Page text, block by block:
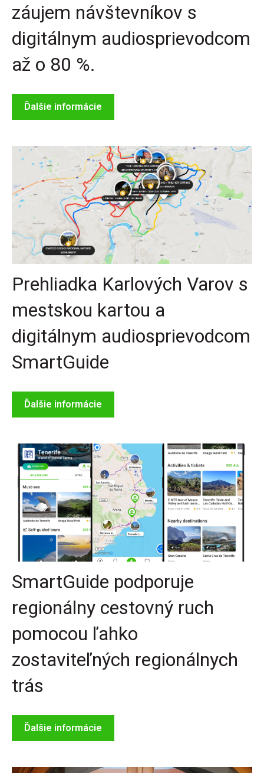
záujem návštevníkov s
digitálnym audiosprievodcom
až o 80 %.
Ďalšie informácie
Prehliadka Karlových Varov s
mestskou kartou a
digitálnym audiosprievodcom
SmartGuide
Ďalšie informácie
SmartGuide podporuje
regionálny cestovný ruch
pomocou ľahko
zostaviteľných regionálnych
trás
Ďalšie informácie